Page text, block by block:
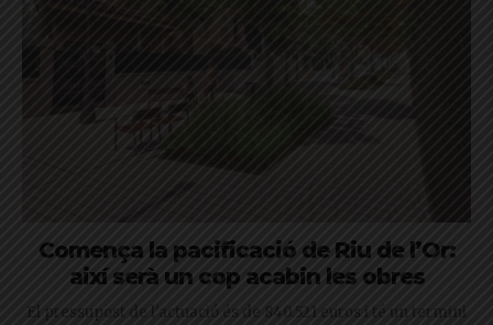
Comença la pacificació de Riu de l’Or:
així serà un cop acabin les obres
El pressupost de l'actuació és de 840.521 euros i té un termini